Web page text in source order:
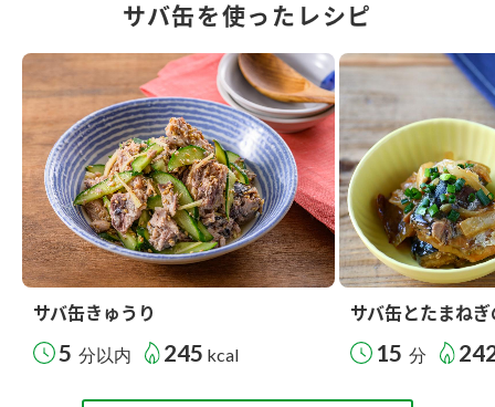
サバ缶を使ったレシピ
サバ缶きゅうり
5 分以内 245 kcal
サバ缶とたまね
15 分